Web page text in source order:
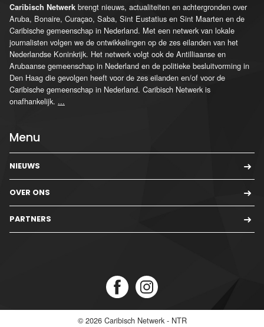
Caribisch Netwerk brengt nieuws, actualiteiten en achtergronden over
Aruba, Bonaire, Curaçao, Saba, Sint Eustatius en Sint Maarten en de
Caribische gemeenschap in Nederland. Met een netwerk van lokale
journalisten volgen we de ontwikkelingen op de zes eilanden van het
Nederlandse Koninkrijk. Het netwerk volgt ook de Antilliaanse en
Arubaanse gemeenschap in Nederland en de politieke besluitvorming in
Den Haag die gevolgen heeft voor de zes eilanden en/of voor de
Caribische gemeenschap in Nederland. Caribisch Netwerk is
onafhankelijk. ...
Menu
NIEUWS
OVER ONS
PARTNERS
© 2026 Caribisch Netwerk - NTR